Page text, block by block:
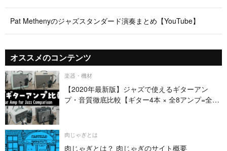
Pat Methenyのジャズスタンダード演奏まとめ【YouTube】
オススメのコンテンツ
楽器・機材
【2020年最新版】ジャズで使えるギターアン
プ・音質徹底比較【ギター4本 × 全8アンプ=全32
肉じゃぎとは
肉じゃぎとは？ 肉じゃぎのサイト概要